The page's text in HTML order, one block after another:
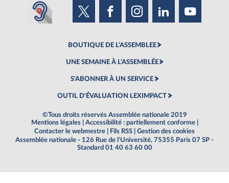
BOUTIQUE DE L'ASSEMBLEE
UNE SEMAINE À L'ASSEMBLÉE
S'ABONNER À UN SERVICE
OUTIL D'ÉVALUATION LEXIMPACT
©Tous droits réservés Assemblée nationale 2019
Mentions légales
Accessibilité : partiellement conforme
Contacter le webmestre
Fils RSS
Gestion des cookies
Assemblée nationale - 126 Rue de l'Université, 75355 Paris 07 SP -
Standard 01 40 63 60 00